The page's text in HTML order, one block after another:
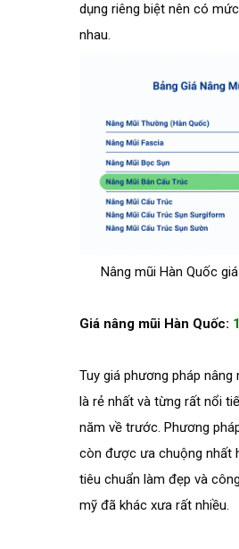
dụng riêng biệt nên có
nhau.
Nâng mũi Hàn Quốc
Giá nâng mũi Hàn Quốc:
Tuy giá phương pháp nâng
là rẻ nhất và từng rất nổi
năm về trước. Phương
còn được ưa chuộng nhất
tiêu chuẩn làm đẹp và
mỹ đã khác xưa rất nhiều.